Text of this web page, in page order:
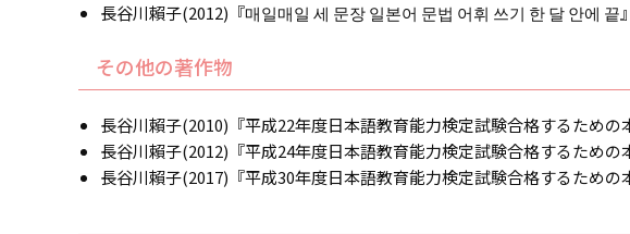
長谷川賴子(2012)『매일매일 세 문장 일본어 문법 어휘 쓰기 한 달 안에
その他の著作物
長谷川賴子(2010)『平成22年度日本語教育能力検定試験合格するため
長谷川賴子(2012)『平成24年度日本語教育能力検定試験合格するため
長谷川賴子(2017)『平成30年度日本語教育能力検定試験合格するため